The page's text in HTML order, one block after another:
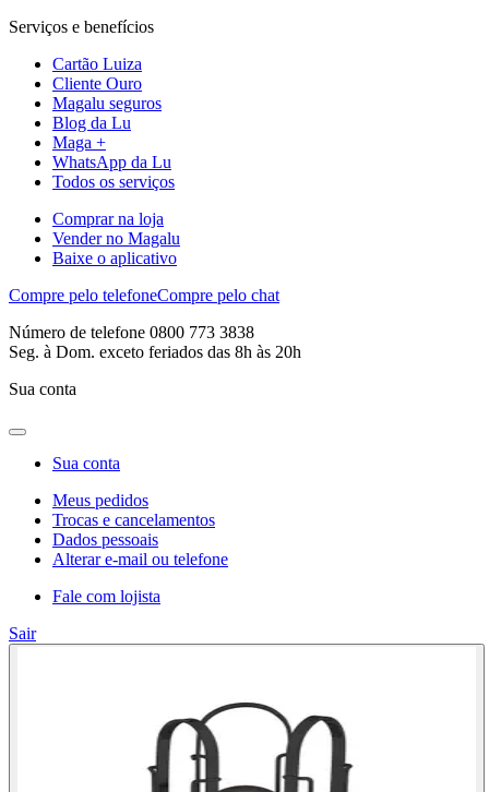
Serviços e benefícios
Cartão Luiza
Cliente Ouro
Magalu seguros
Blog da Lu
Maga +
WhatsApp da Lu
Todos os serviços
Comprar na loja
Vender no Magalu
Baixe o aplicativo
Compre pelo telefoneCompre pelo chat
Número de telefone 0800 773 3838
Seg. à Dom. exceto feriados das 8h às 20h
Sua conta
Sua conta
Meus pedidos
Trocas e cancelamentos
Dados pessoais
Alterar e-mail ou telefone
Fale com lojista
Sair